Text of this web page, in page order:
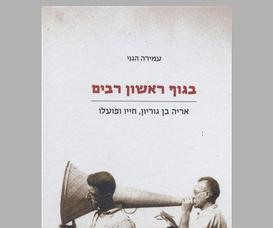
בגוף ראשון רבים ... 0